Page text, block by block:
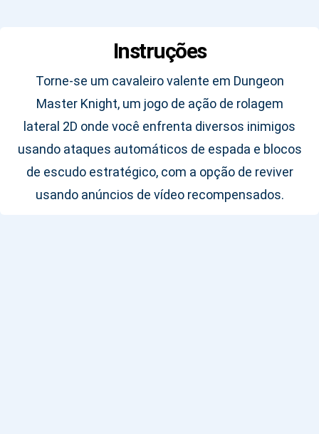
Instruções
Torne-se um cavaleiro valente em Dungeon
Master Knight, um jogo de ação de rolagem
lateral 2D onde você enfrenta diversos inimigos
usando ataques automáticos de espada e blocos
de escudo estratégico, com a opção de reviver
usando anúncios de vídeo recompensados.